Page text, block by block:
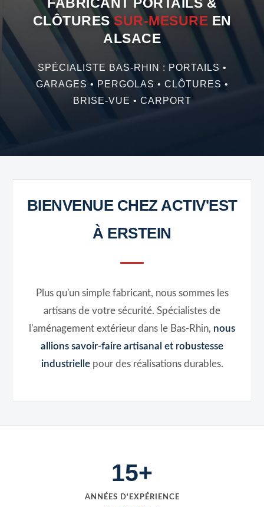
CLÔTURESSUR-MESURE EN
ALSACE
SPÉCIALISTE BAS-RHIN : PORTAILS •
GARAGES • PERGOLAS • CLÔTURES •
BRISE-VUE • CARPORT
BIENVENUE CHEZ ACTIV'EST
À ERSTEIN
Plus qu'un simple fabricant, nous sommes les
artisans de votre sécurité. Spécialistes de
l'aménagement extérieur dans le Bas-Rhin, nous
allions savoir-faire artisanal et robustesse
industriellepour des réalisations durables.
15+
ANNÉES D'EXPÉRIENCE